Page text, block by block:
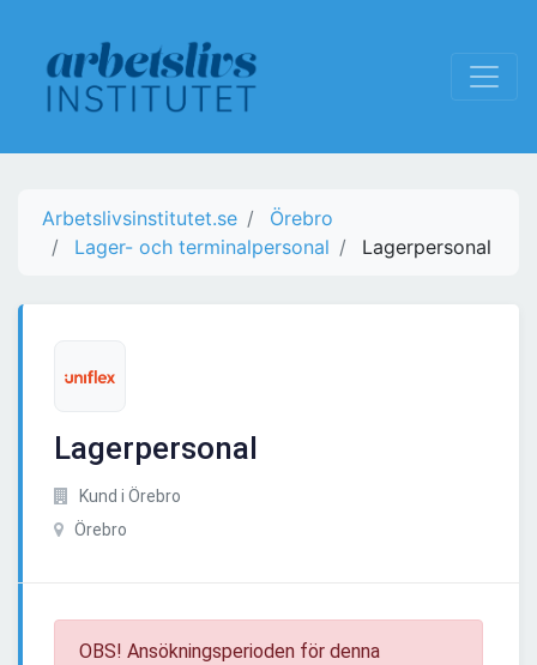
Arbetslivsinstitutet.se
Örebro
Lager- och terminalpersonal
Lagerpersonal
Lagerpersonal
Kund i Örebro
Örebro
OBS! Ansökningsperioden för denna